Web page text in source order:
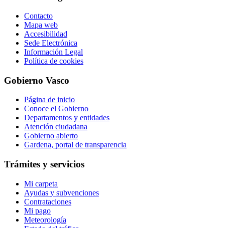
Contacto
Mapa web
Accesibilidad
Sede Electrónica
Información Legal
Política de cookies
Gobierno Vasco
Página de inicio
Conoce el Gobierno
Departamentos y entidades
Atención ciudadana
Gobierno abierto
Gardena, portal de transparencia
Trámites y servicios
Mi carpeta
Ayudas y subvenciones
Contrataciones
Mi pago
Meteorología